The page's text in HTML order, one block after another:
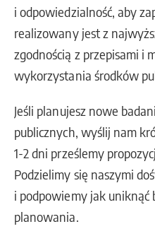
i odpowiedzialność, aby
realizowany jest z
zgodnością z przepisami i
wykorzystania środków
Jeśli planujesz nowe
publicznych, wyślij nam
1-2 dni prześlemy
Podzielimy się naszymi
i podpowiemy jak uniknąć
planowania.